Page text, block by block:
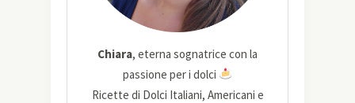
Chiara, eterna sognatrice con la
passione per i dolci
Ricette di Dolci Italiani, Americani e